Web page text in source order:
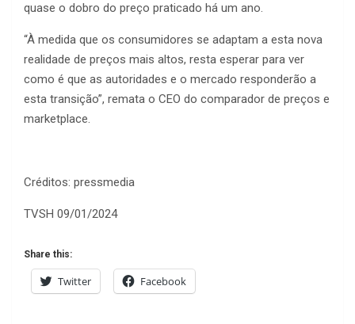
quase o dobro do preço praticado há um ano.
“À medida que os consumidores se adaptam a esta nova
realidade de preços mais altos, resta esperar para ver
como é que as autoridades e o mercado responderão a
esta transição”, remata o CEO do comparador de preços e
marketplace.
Créditos: pressmedia
TVSH 09/01/2024
Share this:
Twitter Facebook